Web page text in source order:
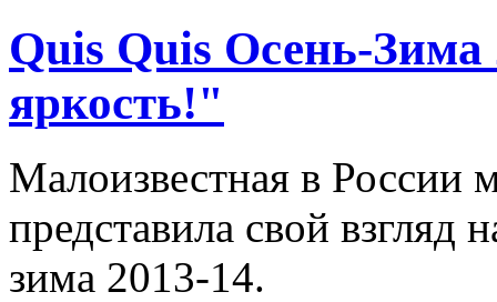
Quis Quis Осень-
яркость!"
Малоизвестная в России
представила свой взгляд
зима 2013-14.